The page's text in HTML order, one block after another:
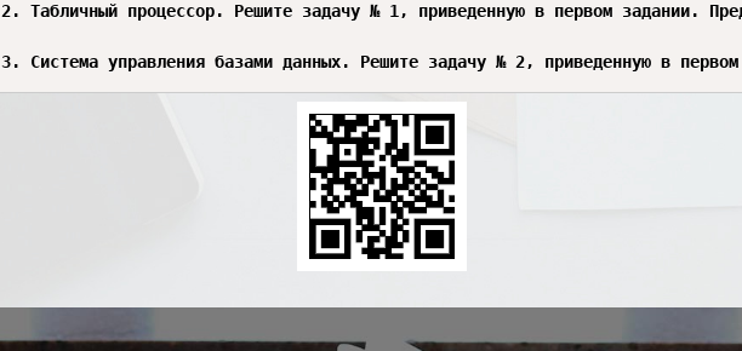
2. Табличный процессор. Решите задачу № 1, приведенную в первом задании.
3. Система управления базами данных. Решите задачу № 2, приведенную в первом